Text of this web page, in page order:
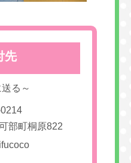
先
る～
部町桐原822